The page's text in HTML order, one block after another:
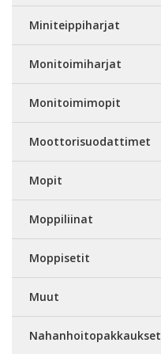
Miniteippiharjat
Monitoimiharjat
Monitoimimopit
Moottorisuodattimet
Mopit
Moppiliinat
Moppisetit
Muut
Nahanhoitopakkaukset